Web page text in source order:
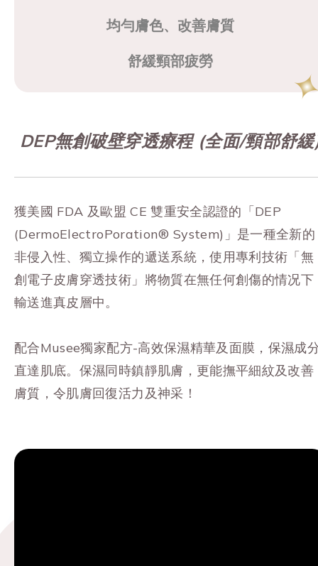
均勻膚色、改善膚質
舒緩頸部疲勞
DEP無創破壁穿透療程 (全面/頸部舒
獲美國 FDA 及歐盟 CE 雙重安全認證的「DEP
(DermoElectroPoration® System)」是一種全新的
非侵入性、獨立操作的遞送系統，使用專利技術「無
創電子皮膚穿透技術」將物質在無任何創傷的情况下
輸送進真皮層中。
配合Musee獨家配方-高效保濕精華及面膜，保濕成
直達肌底。保濕同時鎮靜肌膚，更能撫平細紋及改善
膚質，令肌膚回復活力及神采！